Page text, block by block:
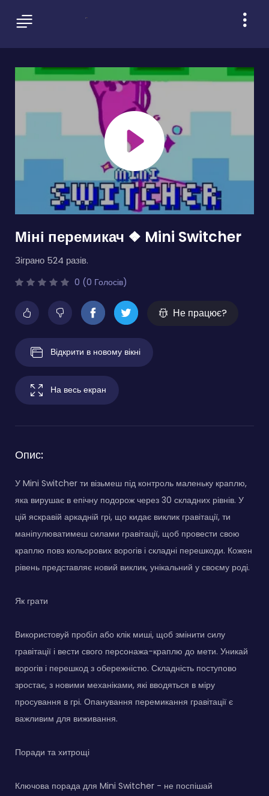
Міні перемикач ❖ Mini Switcher
Зіграно 524 разів.
0 (0 Голосів)
Не працює?
Відкрити в новому вікні
На весь екран
Опис:
У Mini Switcher ти візьмеш під контроль маленьку краплю,
яка вирушає в епічну подорож через 30 складних рівнів. У
цій яскравій аркадній грі, що кидає виклик гравітації, ти
маніпулюватимеш силами гравітації, щоб провести свою
краплю повз кольорових ворогів і складні перешкоди. Кожен
рівень представляє новий виклик, унікальний у своєму роді.
Як грати
Використовуй пробіл або клік миші, щоб змінити силу
гравітації і вести свого персонажа-краплю до мети. Уникай
ворогів і перешкод з обережністю. Складність поступово
зростає, з новими механіками, які вводяться в міру
просування в грі. Опанування перемикання гравітації є
важливим для виживання.
Поради та хитрощі
Ключова порада для Mini Switcher - не поспішай